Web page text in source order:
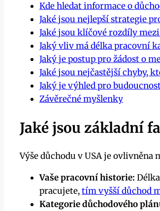
Kde hledat informace o
Jaké jsou nejlepší strategie
Jaké jsou klíčové rozdíly
Jaký vliv má délka pracovní
Jaký je postup pro žádost o
Jaké jsou nejčastější chyby,
Jaký je výhled pro
Závěrečné myšlenky
Jaké jsou základní
Výše důchodu v USA je
Vaše pracovní historie:
pracujete,tím vyšší důchod
Kategorie důchodového